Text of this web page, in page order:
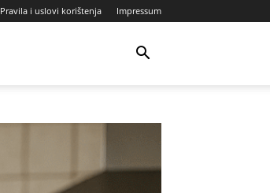
Pravila i uslovi korištenja Impressum